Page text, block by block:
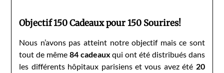
Objectif 150 Cadeaux pour 150 Sourires!
Nous n’avons pas atteint notre objectif mais ce sont
tout de même 84 cadeaux qui ont été distribués dans
les différents hôpitaux parisiens et vous avez été 20